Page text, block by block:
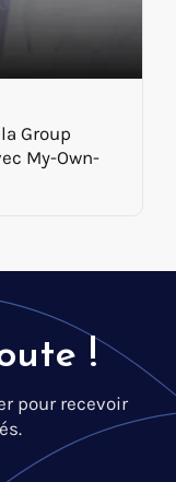
Group
My-Own-
!
pour recevoir